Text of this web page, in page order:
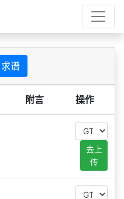
求谱
附言 操作
去上
传